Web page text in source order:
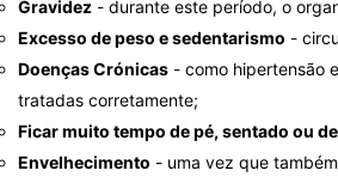
Gravidez - durante este período, o
Excesso de peso e sedentarismo -
Doenças Crónicas - como hipertensão
tratadas corretamente;
Ficar muito tempo de pé, sentado ou
Envelhecimento - uma vez que